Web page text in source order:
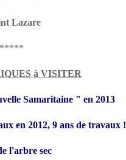
Lazare
*****
à VISITER
Samaritaine " en 2013
en 2012, 9 ans de travaux !
l'arbre sec